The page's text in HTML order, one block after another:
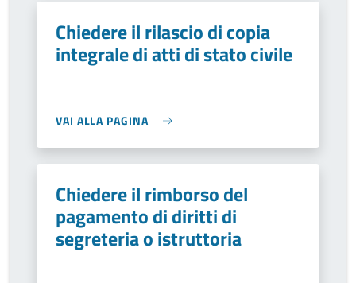
Chiedere il rilascio di copia
integrale di atti di stato civile
VAI ALLA PAGINA
Chiedere il rimborso del
pagamento di diritti di
segreteria o istruttoria